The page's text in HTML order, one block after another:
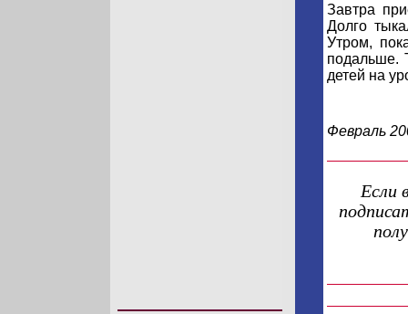
Завтра
Долго
Утром,
подальше.
детей на
Февраль
Если